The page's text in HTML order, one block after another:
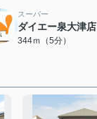
スーパー
ダイエー泉大津店
344ｍ（5分）